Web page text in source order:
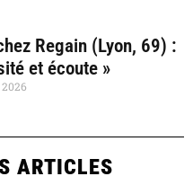
Regain (Lyon, 69) :
et écoute »
ARTICLES